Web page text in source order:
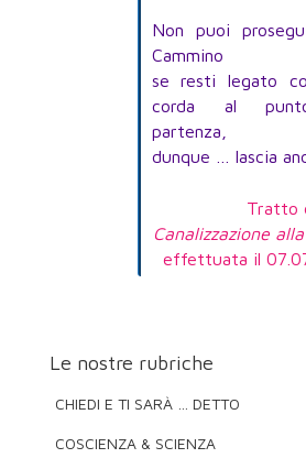
Non puoi
Cammino
se resti legato
corda al
partenza,
dunque … lascia
Tratto
Canalizzazione
effettuata il
Le nostre rubriche
CHIEDI E TI SARÀ … DETTO
COSCIENZA & SCIENZA